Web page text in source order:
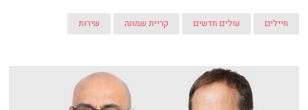
חיילים עולים חדשים קריית שמונה שירות